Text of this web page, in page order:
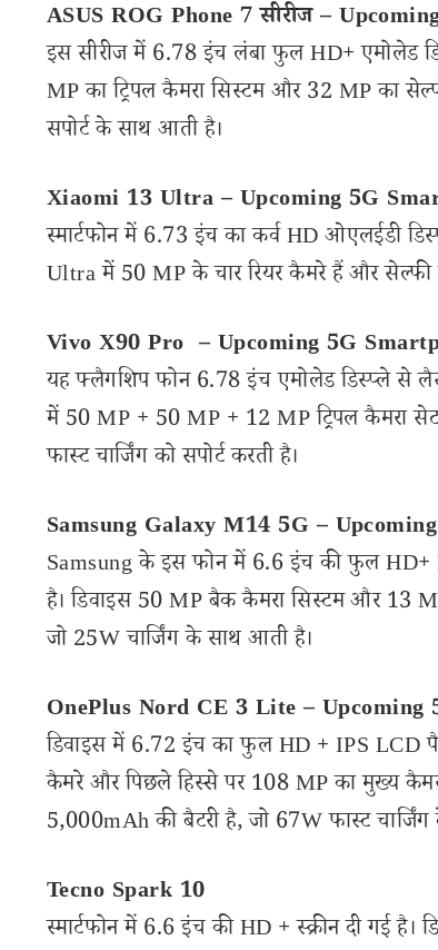
ASUS ROG Phone 7 सीरीज –
इस सीरीज में 6.78 इंच लंबा फुल HD+ एमोलेड
MP का ट्रिपल कैमरा सिस्टम और 32 MP का
सपोर्ट के साथ आती है।
Xiaomi 13 Ultra – Upcoming 5G
स्मार्टफोन में 6.73 इंच का कर्व HD ओएलईडी
Ultra में 50 MP के चार रियर कैमरे हैं और सेल्फी
Vivo X90 Pro – Upcoming 5G
यह फ्लैगशिप फोन 6.78 इंच एमोलेड डिस्प्ले से
में 50 MP + 50 MP + 12 MP ट्रिपल कैमरा
फास्ट चार्जिंग को सपोर्ट करती है।
Samsung Galaxy M14 5G –
Samsung के इस फोन में 6.6 इंच की फुल HD+
है। डिवाइस 50 MP बैक कैमरा सिस्टम और 13
जो 25W चार्जिंग के साथ आती है।
OnePlus Nord CE 3 Lite – Upcoming
डिवाइस में 6.72 इंच का फुल HD + IPS LCD
कैमरे और पिछले हिस्से पर 108 MP का मुख्य
5,000mAh की बैटरी है, जो 67W फास्ट चार्जिंग
Tecno Spark 10
स्मार्टफोन में 6.6 इंच की HD + स्क्रीन दी गई है।